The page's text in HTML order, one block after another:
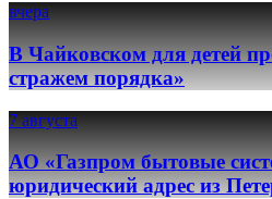
вчера
В Чайковском для детей
стражем порядка»
7 августа
АО «Газпром бытовые
юридический адрес из